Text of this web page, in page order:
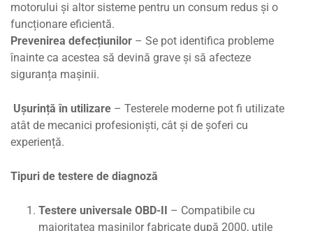
motorului și altor sisteme pentru un consum redus și o
funcționare eficientă.
Prevenirea defecțiunilor – Se pot identifica probleme
înainte ca acestea să devină grave și să afecteze
siguranța mașinii.
Ușurință în utilizare – Testerele moderne pot fi utilizate
atât de mecanici profesioniști, cât și de șoferi cu
experiență.
Tipuri de testere de diagnoză
Testere universale OBD-II
– Compatibile cu
majoritatea mașinilor fabricate după 2000, utile